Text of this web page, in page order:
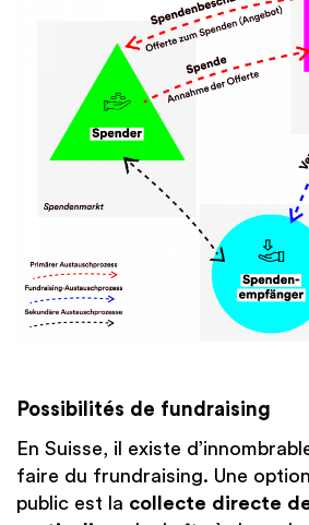
Possibilités de fundraising
En Suisse, il existe
faire du frundraising. Une
public est la collecte directe